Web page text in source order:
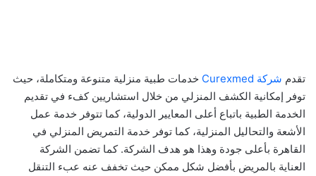
تقدم شركة Curexmed
خدمات طبية منزلية متنوعة ومتكاملة، حيث
توفر إمكانية الكشف المنزلي من خلال استشاريين كفء في تقديم
الخدمة الطبية باتباع أعلى المعايير الدولية، كما تتوفر خدمة عمل
الأشعة والتحاليل المنزلية، كما توفر خدمة التمريض المنزلي في
القاهرة بأعلى جودة وهذا هو هدف الشركة. كما تضمن الشركة
العناية بالمريض بأفضل شكل ممكن حيث تخفف عنه عبء التنقل